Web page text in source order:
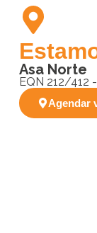
Asa Norte
EQN 212/412
Agendar